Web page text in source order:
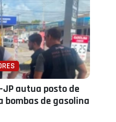
JP autua posto de
de gasolina